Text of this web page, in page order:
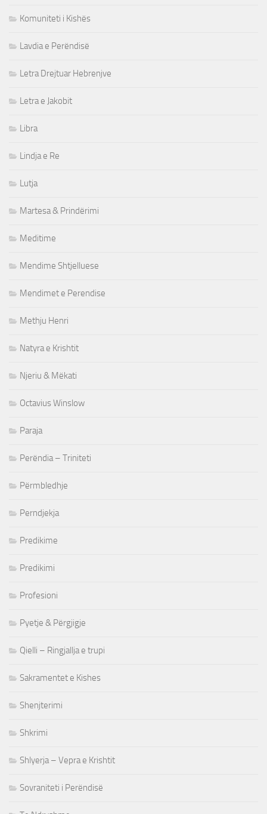
Komuniteti i Kishës
Lavdia e Perëndisë
Letra Drejtuar Hebrenjve
Letra e Jakobit
Libra
Lindja e Re
Lutja
Martesa & Prindërimi
Meditime
Mendime Shtjelluese
Mendimet e Perendise
Methju Henri
Natyra e Krishtit
Njeriu & Mëkati
Octavius Winslow
Paraja
Perëndia – Triniteti
Përmbledhje
Perndjekja
Predikime
Predikimi
Profesioni
Pyetje & Përgjigje
Qielli – Ringjallja e trupi
Sakramentet e Kishes
Shenjterimi
Shkrimi
Shlyerja – Vepra e Krishtit
Sovraniteti i Perëndisë